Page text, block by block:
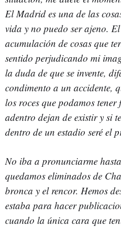
El Madrid es una de las
vida y no puedo ser ajeno.
acumulación de cosas que
sentido perjudicando mi
la duda de que se invente,
condimento a un accidente,
los roces que podamos
adentro dejan de existir y si
dentro de un estadio seré el
No iba a pronunciarme
quedamos eliminados de
bronca y el rencor. Hemos
estaba para hacer
cuando la única cara que